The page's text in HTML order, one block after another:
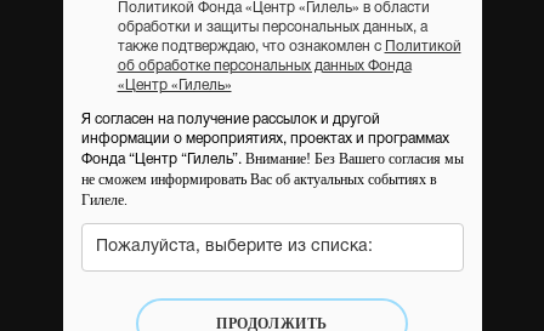
Политикой Фонда «Центр «Гилель» в области
обработки и защиты персональных данных, а
также подтверждаю, что ознакомлен с
Политикой
об обработке персональных данных Фонда
«Центр «Гилель»
Я согласен на получение рассылок и другой
информации о мероприятиях, проектах и программах
Фонда “Центр “Гилель”. Внимание! Без Вашего согласия мы
не сможем информировать Вас об актуальных событиях в
Гилеле.
Пожалуйста, выберите из списка:
ПРОДОЛЖИТЬ